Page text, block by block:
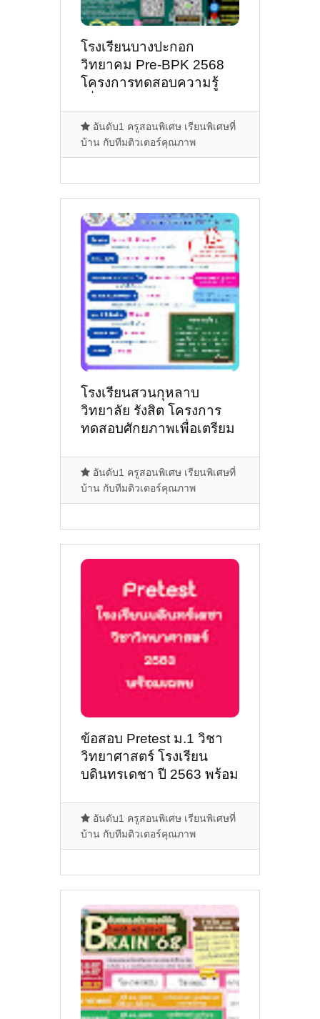
โรงเรียนบางปะกอก
วิทยาคม Pre-BPK 2568
โครงการทดสอบความรู้
ศึกษาต่อ ม.1 ปี 2568
อันดับ1 ครูสอนพิเศษ เรียนพิเศษที่
บ้าน กับทีมติวเตอร์คุณภาพ
โรงเรียนสวนกุหลาบ
วิทยาลัย รังสิต โครงการ
ทดสอบศักยภาพเพื่อเตรียม
Pretest 2568
อันดับ1 ครูสอนพิเศษ เรียนพิเศษที่
บ้าน กับทีมติวเตอร์คุณภาพ
ข้อสอบ Pretest ม.1 วิชา
วิทยาศาสตร์ โรงเรียน
บดินทรเดชา ปี 2563 พร้อม
อันดับ1 ครูสอนพิเศษ เรียนพิเศษที่
บ้าน กับทีมติวเตอร์คุณภาพ